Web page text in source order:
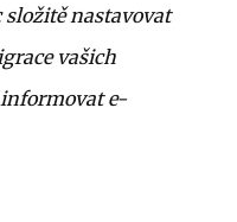
nastavovat
vašich
e-